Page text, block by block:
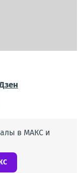
в МАКС и